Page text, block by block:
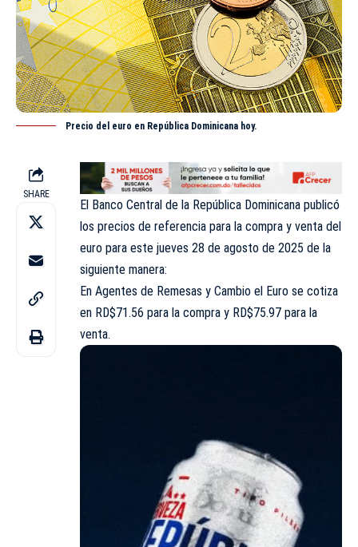
Precio del euro en República Dominicana hoy.
SHARE
El Banco Central de la República Dominicana publicó
los precios de referencia para la compra y venta del
euro para este jueves 28 de agosto de 2025 de la
siguiente manera:
En Agentes de Remesas y Cambio el Euro se cotiza
en RD$71.56 para la compra y RD$75.97 para la
venta.